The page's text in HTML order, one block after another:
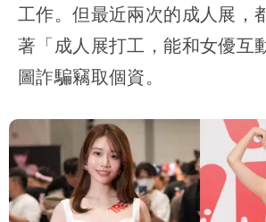
工作。但最近兩次的成人展，
著「成人展打工，能和女優互
圖詐騙竊取個資。